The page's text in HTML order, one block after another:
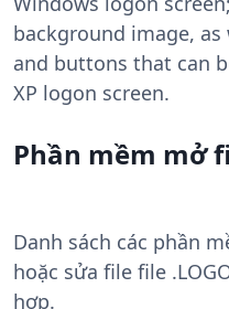
background image,
and buttons that can
XP logon screen.
Phần mềm mở
Danh sách các phần
hoặc sửa file file
hợp.